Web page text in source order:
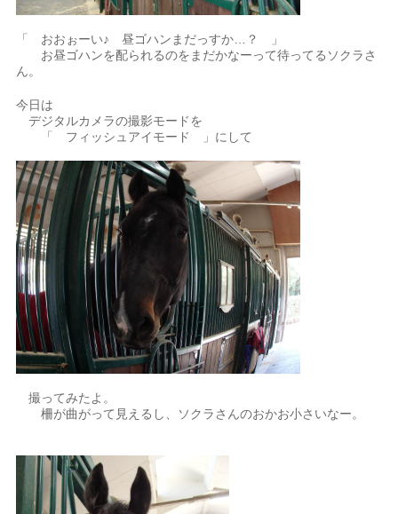
「 おおぉーい♪ 昼ゴハンまだっすか…？ 」
お昼ゴハンを配られるのをまだかなーって待ってるソクラさ
ん。
今日は
デジタルカメラの撮影モードを
「 フィッシュアイモード 」にして
撮ってみたよ。
柵が曲がって見えるし、ソクラさんのおかお小さいなー。